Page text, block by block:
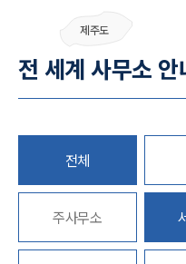
대
고
제주도
전 세계 사무소 안
전체
주사무소